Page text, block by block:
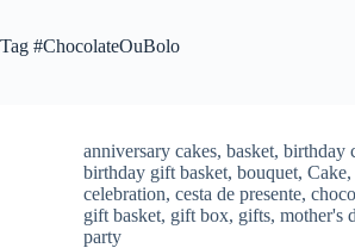
c
Tag #ChocolateOuBolo
anniversary cakes, basket, birthday
birthday gift basket, bouquet, Cake,
celebration, cesta de presente,
gift basket, gift box, gifts, mother's
party